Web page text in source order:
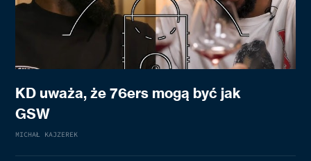
KD uważa, że 76ers mogą być jak
GSW
MICHAŁ KAJZEREK